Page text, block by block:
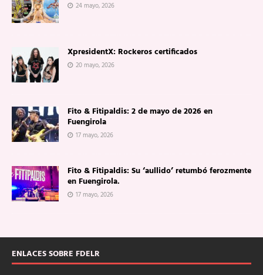
24 mayo, 2026
XpresidentX: Rockeros certificados
20 mayo, 2026
Fito & Fitipaldis: 2 de mayo de 2026 en
Fuengirola
17 mayo, 2026
Fito & Fitipaldis: Su ‘aullido’ retumbó ferozmente
en Fuengirola.
17 mayo, 2026
ENLACES SOBRE FDELR